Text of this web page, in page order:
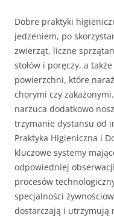
Dobre praktyki
jedzeniem, po
zwierząt, liczne
stołów i poręczy, a
powierzchni, które
chorymi czy
narzuca dodatkowo
trzymanie dystansu od
Praktyka Higieniczna i
kluczowe systemy
odpowiedniej
procesów
specjalności
dostarczają i utrzymują